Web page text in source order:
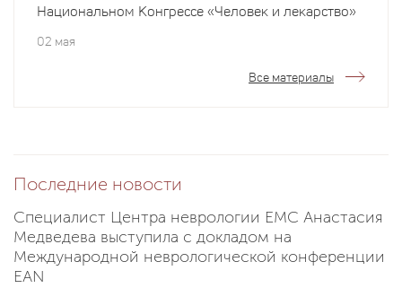
Национальном Конгрессе «Человек и лекарство»
02 мая
Все материалы
Последние новости
Специалист Центра неврологии EMC Анастасия
Медведева выступила с докладом на
Международной неврологической конференции
EAN